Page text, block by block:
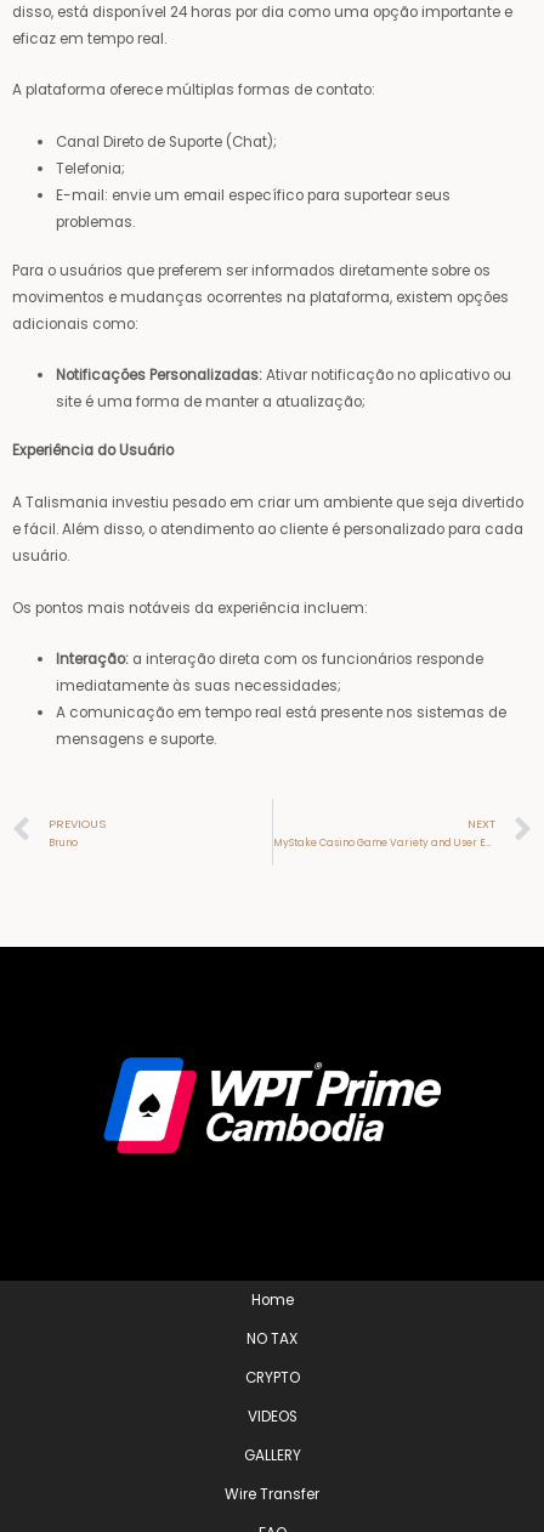
disso, está disponível 24 horas por dia como uma opção importante e
eficaz em tempo real.
A plataforma oferece múltiplas formas de contato:
Canal Direto de Suporte (Chat);
Telefonia;
E-mail: envie um email específico para suportear seus
problemas.
Para o usuários que preferem ser informados diretamente sobre os
movimentos e mudanças ocorrentes na plataforma, existem opções
adicionais como:
Notificações Personalizadas:Ativar notificação no aplicativo ou
site é uma forma de manter a atualização;
Experiência do Usuário
A Talismania investiu pesado em criar um ambiente que seja divertido
e fácil. Além disso, o atendimento ao cliente é personalizado para cada
usuário.
Os pontos mais notáveis da experiência incluem:
Interação: a interação direta com os funcionários responde
imediatamente às suas necessidades;
A comunicação em tempo real está presente nos sistemas de
mensagens e suporte.
Prev
PREVIOUS
Bruno
NEXT
MyStake Casino Game Variety and User Experience Review
Home
NO TAX
CRYPTO
VIDEOS
GALLERY
Wire Transfer